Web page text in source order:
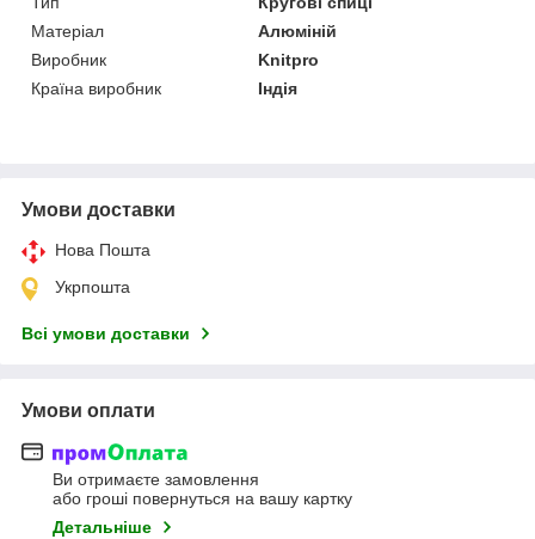
Матеріал
Алюміній
Виробник
Knitpro
Країна виробник
Індія
Умови доставки
Нова Пошта
Укрпошта
Всі умови доставки
Умови оплати
Ви отримаєте замовлення
або гроші повернуться на вашу картку
Детальніше